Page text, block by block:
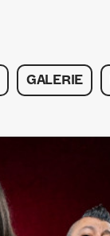
GALERIE